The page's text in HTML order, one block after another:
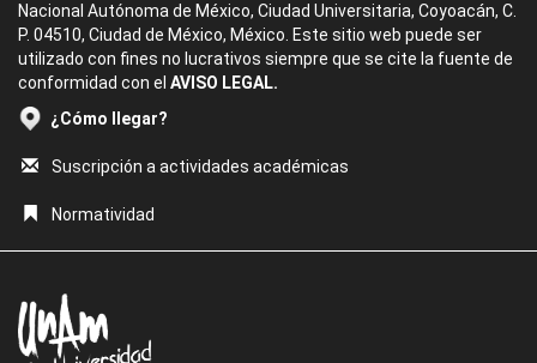
Nacional Autónoma de México, Ciudad Universitaria, Coyoacán, C.
P. 04510, Ciudad de México, México. Este sitio web puede ser
utilizado con fines no lucrativos siempre que se cite la fuente de
conformidad con el AVISO LEGAL.
¿Cómo llegar?
Suscripción a actividades académicas
Normatividad